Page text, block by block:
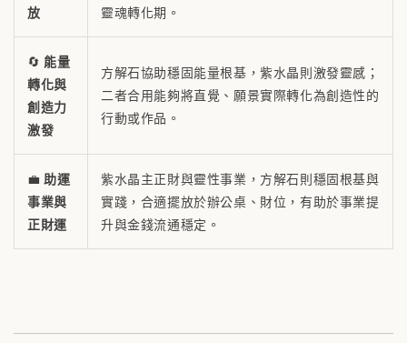
放
靈魂轉化期。
🔄 能量
轉化與
創造力
激發
方解石協助穩固能量根基，紫水晶則激發靈感；
二者合用能夠將直覺、願景實際轉化為創造性的
行動或作品。
💼助運
事業與
正財運
紫水晶主正財與靈性事業，方解石則穩固根基與
實踐，合適擺放於辦公桌、財位，有助於事業提
升與金錢流通穩定。